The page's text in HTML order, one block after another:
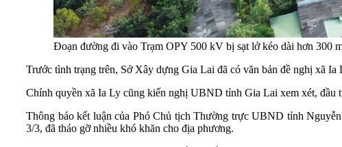
Đoạn đường đi vào Trạm OPY 500 kV bị sạt lở kéo dài hơn 300
Trước tình trạng trên, Sở Xây dựng Gia Lai đã có văn bản đề nghị xã
Chính quyền xã Ia Ly cũng kiến nghị UBND tỉnh Gia Lai xem xét, đầu
Thông báo kết luận của Phó Chủ tịch Thường trực UBND tỉnh
3/3, đã tháo gỡ nhiều khó khăn cho địa phương.